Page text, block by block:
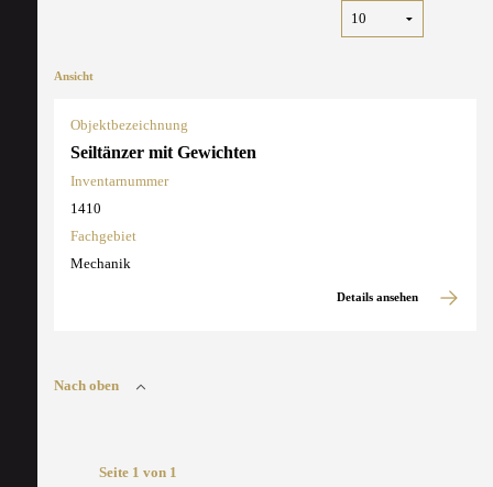
Ansicht
Objektbezeichnung
Seiltänzer mit Gewichten
Inventarnummer
1410
Fachgebiet
Mechanik
Details ansehen
Nach oben
Seite 1 von 1